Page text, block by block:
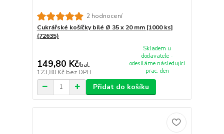
2 hodnocení
Cukrářské košíčky bílé Ø 35 x 20 mm [1000 ks]
(72635)
149,80 Kč/bal.
123,80 Kč bez DPH
Skladem u
dodavatele -
odesíláme následující
prac. den
Přidat do košíku